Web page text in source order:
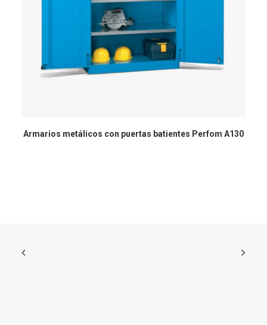
Armarios metálicos con puertas batientes Perfom A130